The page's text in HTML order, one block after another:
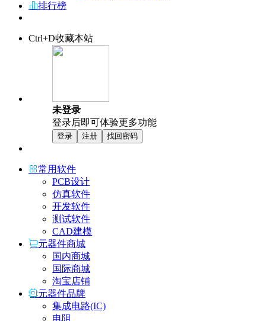
排行榜
Ctrl+D收藏本站
未登录
登录后即可体验更多功能
登录 注册 找回密码
常用软件
PCB设计
仿真软件
开发软件
测试软件
CAD建模
元器件商城
国内商城
国际商城
淘宝店铺
元器件品牌
集成电路(IC)
电阻